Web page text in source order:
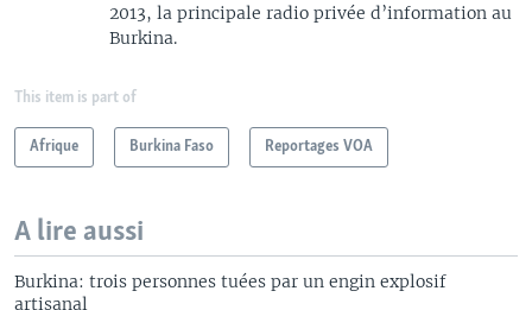
2013, la principale radio privée d’information au
Burkina.
This item is part of
Afrique Burkina Faso Reportages VOA
A lire aussi
Burkina: trois personnes tuées par un engin explosif
artisanal